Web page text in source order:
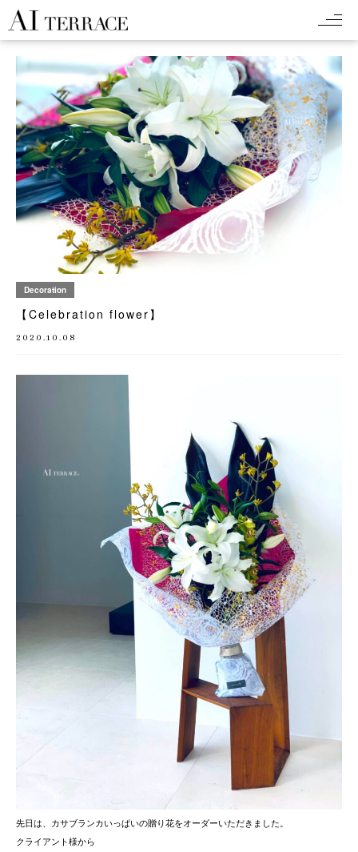
Decoration
【Celebration flower】
2020.10.08
先日は、カサブランカいっぱいの贈り花をオーダーいただきました。
クライアント様から